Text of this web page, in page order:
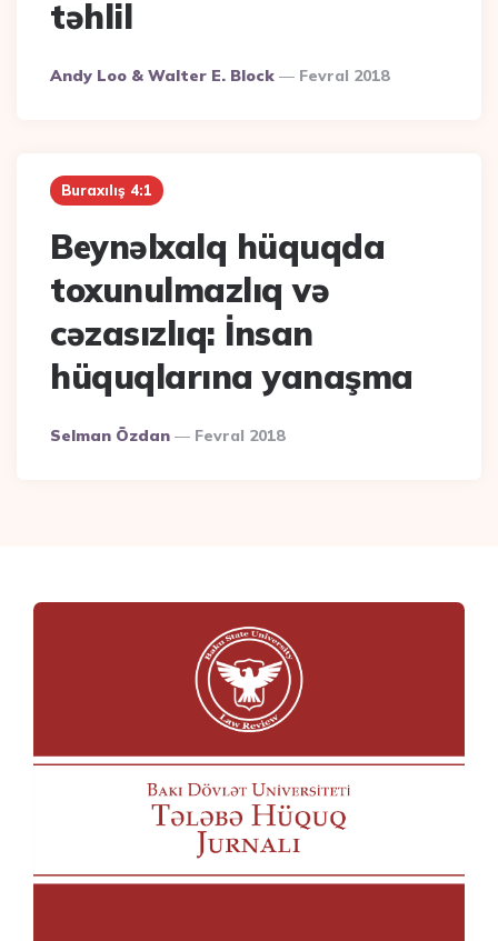
təhlil
Posted
Andy Loo & Walter E. Block Fevral 2018
Buraxılış 4:1
Beynəlxalq hüquqda
toxunulmazlıq və
cəzasızlıq: İnsan
hüquqlarına yanaşma
Posted
Selman Özdan Fevral 2018